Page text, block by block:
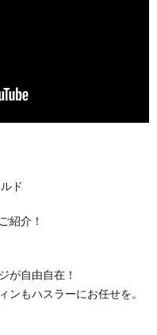
ド
紹介！
が自由自在！
ンもハスラーにお任せを。